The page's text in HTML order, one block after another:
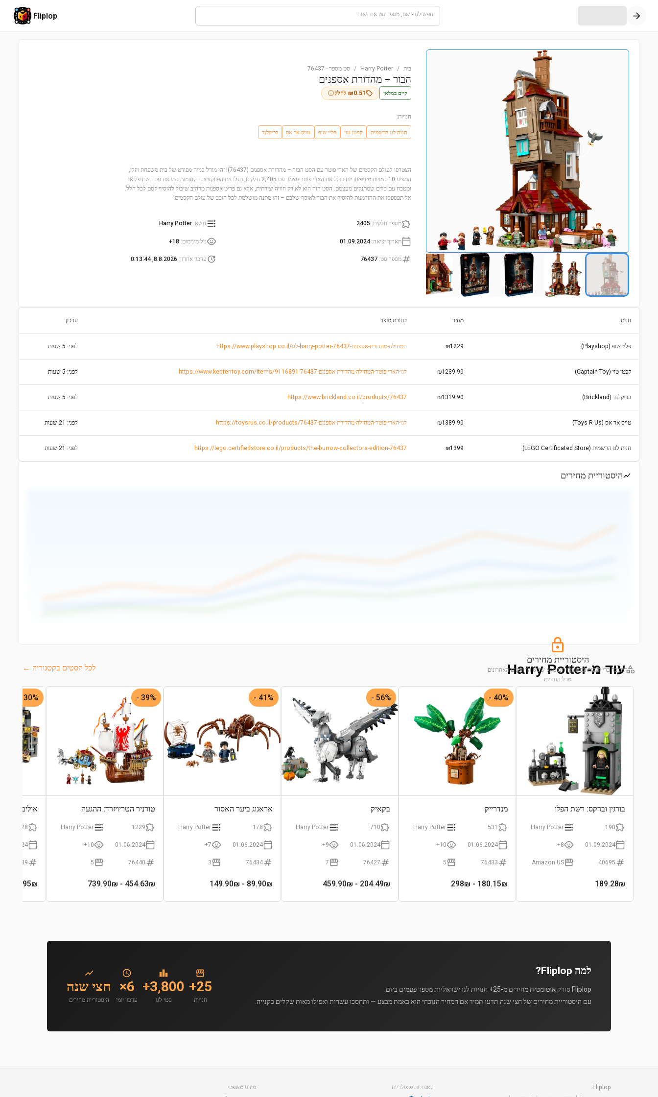
חפש לגו - שם, מספר סט או תיאור Fliplop
בית /
Harry Potter
/ סט מספר -
76437
הבור – מהדורת אספנים
קיים במלאי ₪0.51 לחלק
חנויות:
חנות לגו הרשמית קפטן טוי פליי שופ טויס אר אס בריקלנד
הצטרפו לעולם הקסמים של הארי פוטר עם הסט הבור – מהדורת אספנים (76437)! זהו מודל בנייה מפורט של בית משפחת ויזלי,
המציע 10 דמויות מיניפיגוריות כולל את הארי פוטר עצמו. עם 2,405 חלקים, תגלו את הפונקציות הקסומות כמו אח עם רשת פלואו
ומטבח עם כלים שמתנקים מעצמם. הסט הזה הוא לא רק חוויה יצירתית, אלא גם פריט אספנות מרהיב שיכול להוסיף קסם לכל חלל.
אל תפספסו את ההזדמנות להוסיף את הבור לאוסף שלכם – זהו מתנה מושלמת לכל חובב של עולם הקסמים!
מספר חלקים:
2405 נושא:
Harry Potter
תאריך יציאה:
01.09.2024 גיל מינימום:
18+
מספר סט:
76437 עדכון אחרון:
8.8.2026, 0:13:44
חנות מחיר כתובת מוצר עדכון
פליי שופ (Playshop) ₪1229 https://www.playshop.co.il/לגו-harry-potter-המחילה-מהדורת-אספנים-76437 לפני: 5 שעות
קפטן טוי (Captain Toy) ₪1239.90 https://www.keptentoy.com/items/9116891-לגו-הארי-פוטר-המחילה-מהדורת-אספנים-76437 לפני: 5 שעות
בריקלנד (Brickland) ₪1319.90
https://www.brickland.co.il/products/76437 לפני: 5 שעות
טויס אר אס (Toys R Us) ₪1389.90 https://toysrus.co.il/products/לגו-הארי-פוטר-המחילה-מהדורת-אספנים-76437 לפני: 21 שעות
חנות לגו הרשמית (LEGO Certificated Store) ₪1399
https://lego.certifiedstore.co.il/products/the-burrow-collectors-edition-76437 לפני: 21 שעות
היסטוריית מחירים
היסטוריית מחירים
התחבר כדי לצפות בגרף מחירים מלא של 6 החודשים האחרונים
מכל החנויות
עוד מ-Harry Potter לכל הסטים בקטגוריה ←
בורגין וברקס: רשת הפלו
190
Harry Potter
01.09.2024
8+
40695
Amazon US
189.28₪
40% -
מנדרייק
531
Harry Potter
01.06.2024
10+
76433
5
180.15₪
- 298₪
56% -
בקאיק
710
Harry Potter
01.06.2024
9+
76427
7
204.49₪
- 459.90₪
41% -
אראגוג ביער האסור
178
Harry Potter
01.06.2024
7+
76434
3
89.90₪
- 149.90₪
39% -
טורניר הטריויזרד: ההגעה
1229
Harry Potter
01.06.2024
10+
76440
5
454.63₪
- 739.90₪
30% -
אוליבנדרס
728
76439
295₪
למה Fliplop?
Fliplop סורק אוטומטית מחירים מ-25+ חנויות לגו ישראליות מספר פעמים ביום.
עם היסטוריית מחירים של חצי שנה תדעו תמיד אם המחיר הנוכחי הוא באמת מבצע — ותחסכו עשרות ואפילו מאות שקלים בקנייה.
25+
חנויות
3,800+
סטי לגו
6×
עדכון יומי
חצי שנה
היסטוריית מחירים
Fliplop
קטגוריות פופולריות מידע משפטי